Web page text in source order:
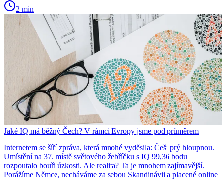
2 min
Jaké IQ má běžný Čech? V rámci Evropy jsme pod průměrem
Internetem se šíří zpráva, která mnohé vyděsila: Češi prý hloupnou.
Umístění na 37. místě světového žebříčku s IQ 99,36 bodu
rozpoutalo bouři úzkosti. Ale realita? Ta je mnohem zajímavější.
Porážíme Němce, necháváme za sebou Skandinávii a placené online